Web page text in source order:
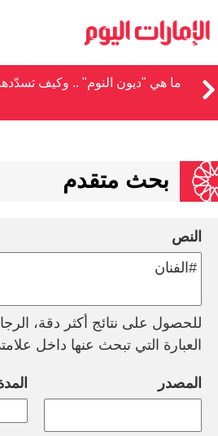
ما هي "ديون النوم" .. وكيف
بحث متقدم
النص
للحصول على نتائج أكثر دقة،
العبارة التي تبحث عنها داخل
المصدر